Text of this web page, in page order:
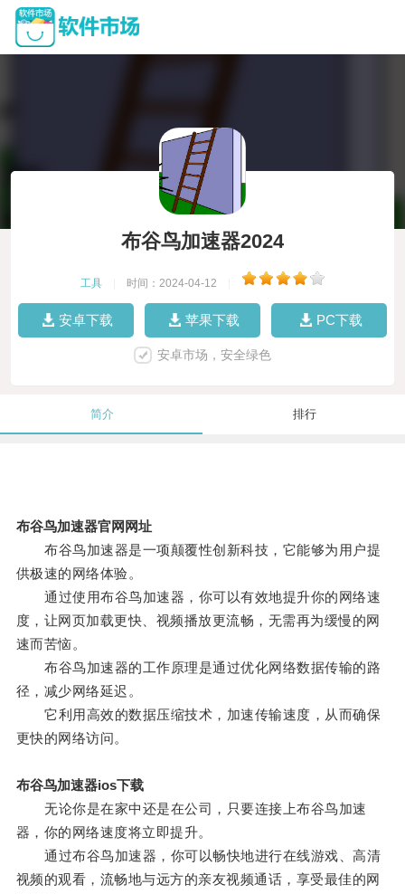
布谷鸟加速器2024
工具 时间：2024-04-12
安卓下载 苹果下载 PC下载
安卓市场，安全绿色
简介 排行
布谷鸟加速器官网网址
布谷鸟加速器是一项颠覆性创新科技，它能够为用户提
供极速的网络体验。
通过使用布谷鸟加速器，你可以有效地提升你的网络速
度，让网页加载更快、视频播放更流畅，无需再为缓慢的网
速而苦恼。
布谷鸟加速器的工作原理是通过优化网络数据传输的路
径，减少网络延迟。
它利用高效的数据压缩技术，加速传输速度，从而确保
更快的网络访问。
布谷鸟加速器ios下载
无论你是在家中还是在公司，只要连接上布谷鸟加速
器，你的网络速度将立即提升。
通过布谷鸟加速器，你可以畅快地进行在线游戏、高清
视频的观看，流畅地与远方的亲友视频通话，享受最佳的网